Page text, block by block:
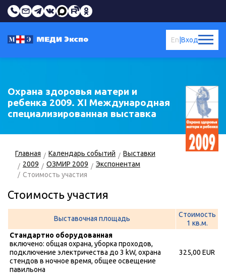
Вход
En
Охрана здоровья матери и
ребенка 2009. XI Международная
специализированная выставка
Главная Календарь событий
Выставки
2009
ОЗМИР 2009
Экспонентам
Стоимость участия
Стоимость участия
Выставочная площадь
Стоимость
1 кв.м.
Стандартно оборудованная
включено: общая охрана, уборка проходов,
подключение электричества до 3 kW, охрана
стендов в ночное время, общее освещение
павильона
325,00 EUR